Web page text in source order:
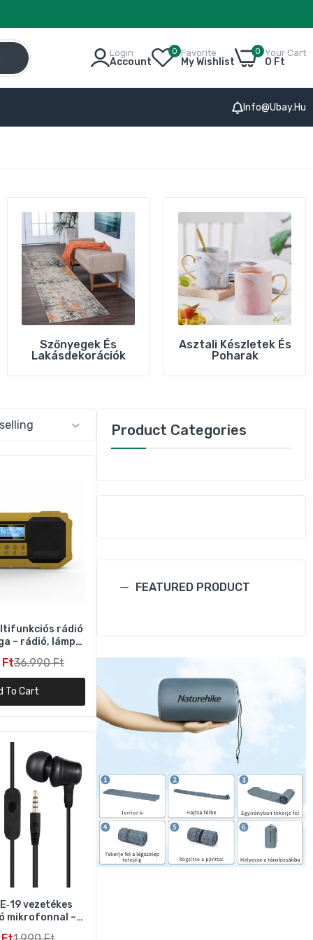
–
Login
Account
0 Favorite
My Wishlist
0 Your Cart
0 Ft
Info@ubay.hu
Szőnyegek És
Lakásdekorációk
Asztali Készletek És
Poharak
Product Categories
FEATURED PRODUCT
rádió
– rádió, lámpa,
Ft36.990 Ft
To Cart
vezetékes
mikrofonnal –